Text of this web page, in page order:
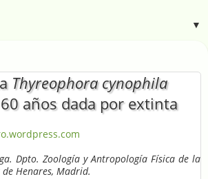
▼
Thyreophora cynophila
años dada por extinta
Dpto. Zoología y Antropología Física de la
Henares, Madrid.